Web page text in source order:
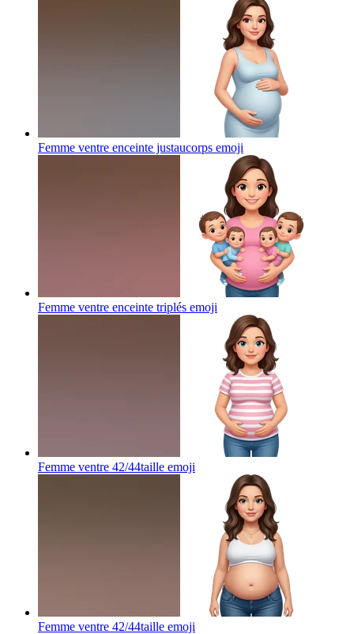
Femme ventre enceinte justaucorps emoji
Femme ventre enceinte triplés emoji
Femme ventre 42/44taille emoji
Femme ventre 42/44taille emoji